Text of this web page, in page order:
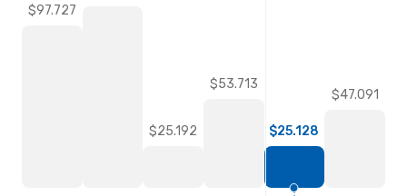
$97.727
$25.192
$53.713
$25.128
$47.091